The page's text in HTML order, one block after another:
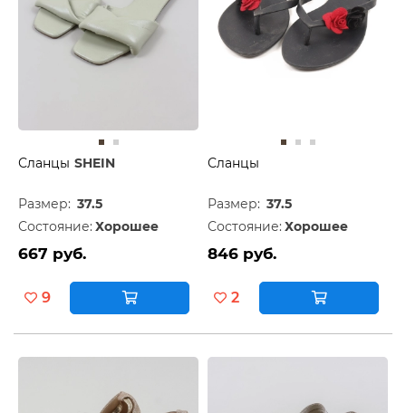
Сланцы SHEIN
Размер: 37.5
Состояние: Хорошее
667 руб.
9
Сланцы
Размер: 37.5
Состояние: Хорошее
846 руб.
2